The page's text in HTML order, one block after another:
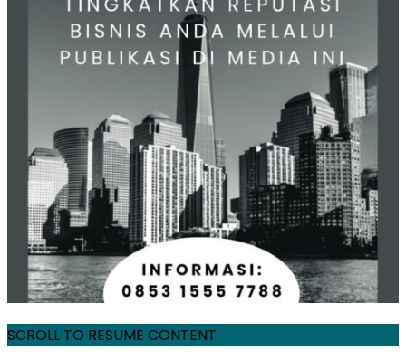
SCROLL TO RESUME CONTENT